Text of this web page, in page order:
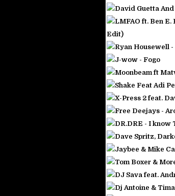
David Guetta
LMFAO ft. Ben E.
Edit)
Ryan Housewell
J-wow - Fogo
Moonbeam ft
Shake Feat Adi
X-Press 2 feat.
Free Deejays -
DR.DRE - I know
Dave Spritz,
Jaybee & Mike
Tom Boxer &
DJ Sava feat.
Dj Antoine &